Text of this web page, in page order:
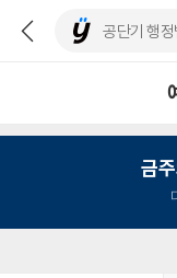
금